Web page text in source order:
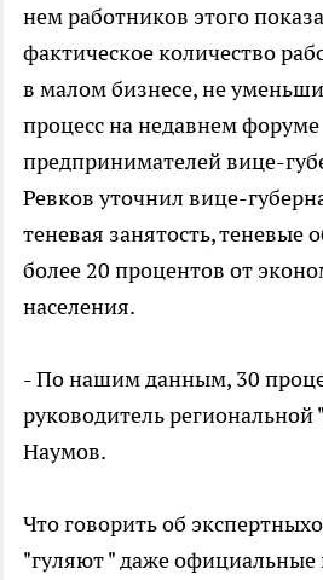
нем работников этого
фактическое количество
в малом бизнесе, не
процесс на недавнем форуме
предпринимателей вице-
Ревков уточнил вице-
теневая занятость, теневые
более 20 процентов от
населения.
- По нашим данным, 30
руководитель
Наумов.
Что говорить об
"гуляют " даже